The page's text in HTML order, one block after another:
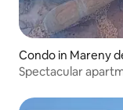
Condo in Mareny
Spectacular